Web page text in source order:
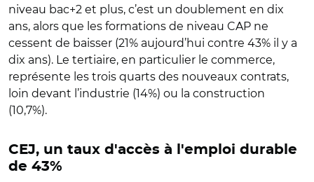
niveau bac+2 et plus, c’est un doublement en dix
ans, alors que les formations de niveau CAP ne
cessent de baisser (21% aujourd’hui contre 43% il y a
dix ans). Le tertiaire, en particulier le commerce,
représente les trois quarts des nouveaux contrats,
loin devant l’industrie (14%) ou la construction
(10,7%).
CEJ, un taux d'accès à l'emploi durable
de 43%